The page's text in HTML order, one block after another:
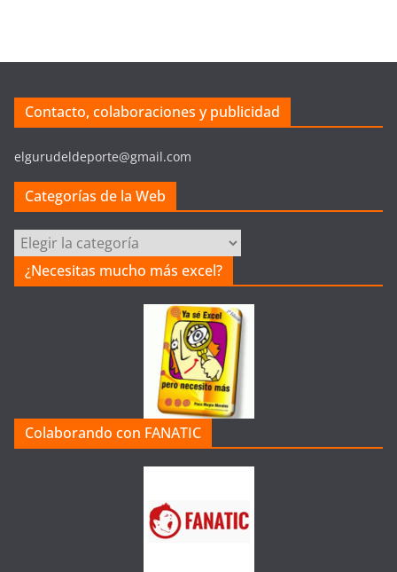
Contacto, colaboraciones y publicidad
elgurudeldeporte@gmail.com
Categorías de la Web
Categorías
la
¿Necesitas mucho más excel?
Colaborando con FANATIC